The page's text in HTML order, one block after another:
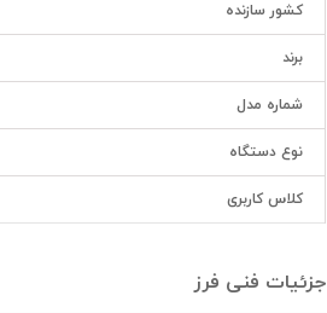
کشور سازنده
برند
شماره مدل
نوع دستگاه
کلاس کاربری
جزئیات فنی فرز